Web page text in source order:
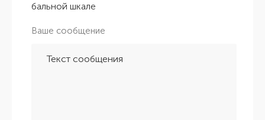
бальной шкале
Ваше сообщение